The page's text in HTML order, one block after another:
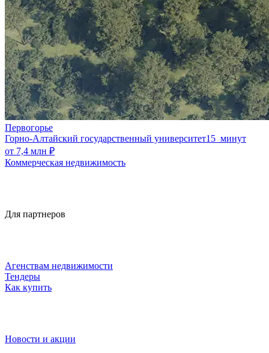
Первогорье
Горно-Алтайский государственный университет15 минут
от 7,4 млн ₽
Коммерческая недвижимость
Для партнеров
Агенствам недвижимости
Тендеры
Как купить
Новости и акции